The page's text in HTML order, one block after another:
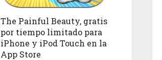
The Painful Beauty, gratis
por tiempo limitado para
iPhone y iPod Touch en la
App Store